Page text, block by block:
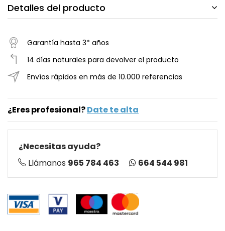
Detalles del producto
Garantía hasta 3* años
14 días naturales para devolver el producto
Envíos rápidos en más de 10.000 referencias
¿Eres profesional?Date te alta
¿Necesitas ayuda?
Llámanos 965 784 463 664 544 981